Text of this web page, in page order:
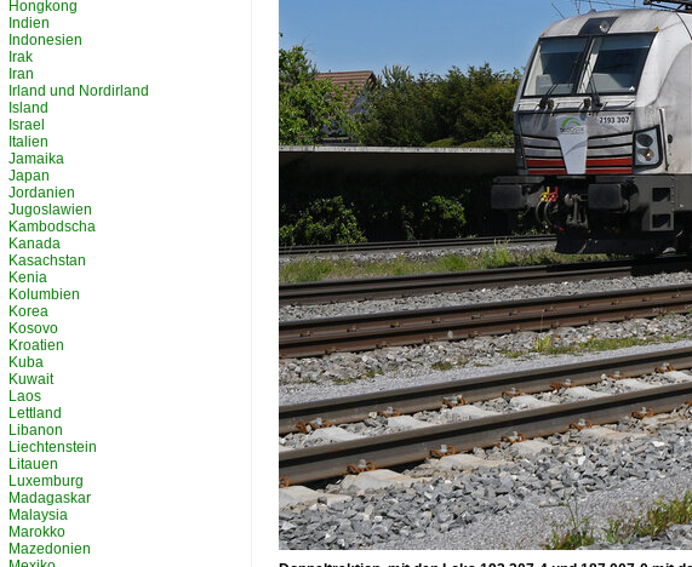
Hongkong
Indien
Indonesien
Irak
Iran
Irland und Nordirland
Island
Israel
Italien
Jamaika
Japan
Jordanien
Jugoslawien
Kambodscha
Kanada
Kasachstan
Kenia
Kolumbien
Korea
Kosovo
Kroatien
Kuba
Kuwait
Laos
Lettland
Libanon
Liechtenstein
Litauen
Luxemburg
Madagaskar
Malaysia
Marokko
Mazedonien